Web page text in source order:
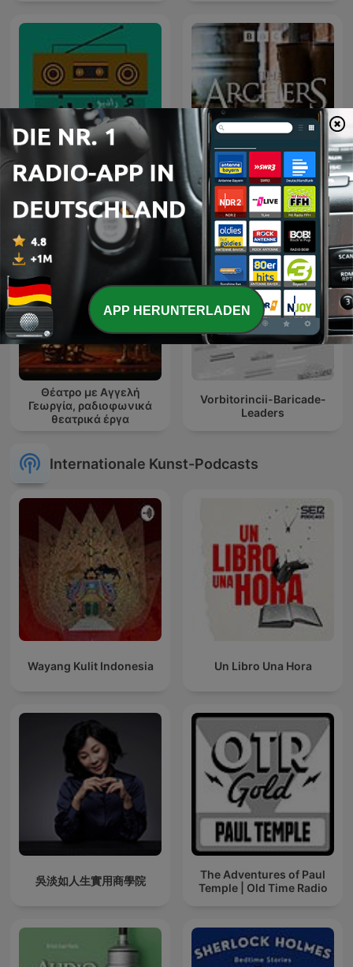
رادیو دچارانه The Archers
Θέατρο με Αγγελή
Γεωργία, ραδιοφωνικά
θεατρικά έργα
Vorbitorincii-Baricade-
Leaders
Internationale Kunst-Podcasts
Wayang Kulit Indonesia Un Libro Una Hora
吳淡如人生實用商學院
The Adventures of Paul
Temple | Old Time Radio
APP HERUNTERLADEN